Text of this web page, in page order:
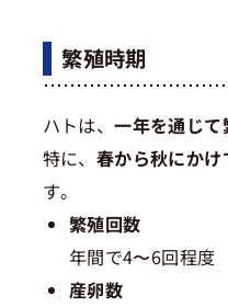
繁殖時期
ハトは、一年を通じて
特に、 春から秋にかけ
す。
繁殖回数
年間で4〜6回程度
産卵数